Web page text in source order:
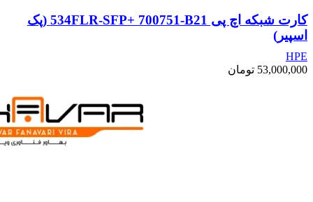
کارت شبکه اچ پی 534FLR-SFP+ 700751-B21 (پک
اسپیر)
HPE
53,000,000 تومان